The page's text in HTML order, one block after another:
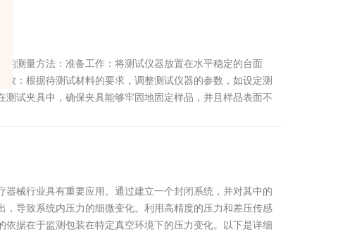
测量方法：准备工作：将测试仪器放置在水平稳定的台面
：根据待测试材料的要求，调整测试仪器的参数，如设定测
试夹具中，确保夹具能够牢固地固定样品，并且样品表面不
械行业具有重要应用。通过建立一个封闭系统，并对其中的
导致系统内压力的细微变化。利用高精度的压力和差压传感
据在于监测包装在特定真空环境下的压力变化。以下是详细